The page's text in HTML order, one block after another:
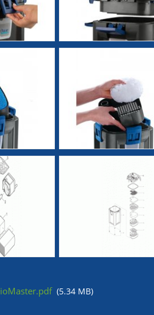
(5.34 MB)